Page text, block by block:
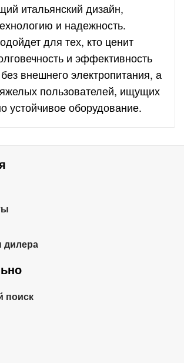
итальянский дизайн,
и надежность.
для тех, кто ценит
и эффективность
внешнего электропитания, а
пользователей, ищущих
устойчивое оборудование.
дилера
поиск